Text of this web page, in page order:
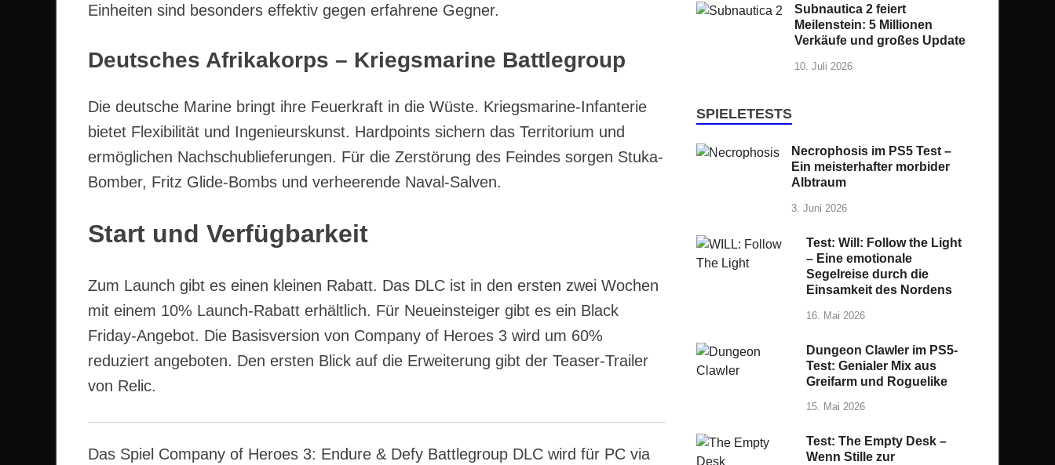
Einheiten sind besonders effektiv gegen erfahrene Gegner.
Deutsches Afrikakorps – Kriegsmarine Battlegroup
Die deutsche Marine bringt ihre Feuerkraft in die Wüste. Kriegsmarine-Infanterie
bietet Flexibilität und Ingenieurskunst. Hardpoints sichern das Territorium und
ermöglichen Nachschublieferungen. Für die Zerstörung des Feindes sorgen Stuka-
Bomber, Fritz Glide-Bombs und verheerende Naval-Salven.
Start und Verfügbarkeit
Zum Launch gibt es einen kleinen Rabatt. Das DLC ist in den ersten zwei Wochen
mit einem 10% Launch-Rabatt erhältlich. Für Neueinsteiger gibt es ein Black
Friday-Angebot. Die Basisversion von Company of Heroes 3 wird um 60%
reduziert angeboten. Den ersten Blick auf die Erweiterung gibt der Teaser-Trailer
von Relic.
Das Spiel Company of Heroes 3: Endure & Defy Battlegroup DLC wird für PC via
Subnautica 2 feiert
Meilenstein: 5 Millionen
Verkäufe und großes Update
10. Juli 2026
SPIELETESTS
Necrophosis im PS5 Test –
Ein meisterhafter morbider
Albtraum
3. Juni 2026
Test: Will: Follow the Light
– Eine emotionale
Segelreise durch die
Einsamkeit des Nordens
16. Mai 2026
Dungeon Clawler im PS5-
Test: Genialer Mix aus
Greifarm und Roguelike
15. Mai 2026
Test: The Empty Desk –
Wenn Stille zur